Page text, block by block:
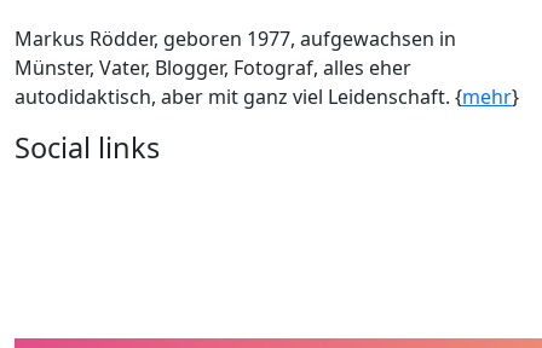
Markus Rödder, geboren 1977, aufgewachsen in
Münster, Vater, Blogger, Fotograf, alles eher
autodidaktisch, aber mit ganz viel Leidenschaft. {mehr}
Social links